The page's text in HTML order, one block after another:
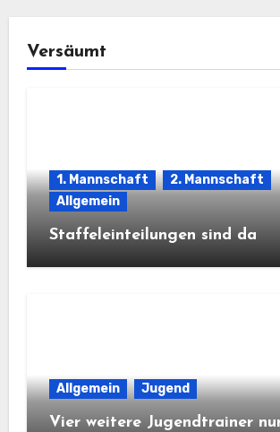
Versäumt
1. Mannschaft
2. Mannschaft
Allgemein
Staffeleinteilungen sind da
Allgemein Jugend
Vier weitere Jugendtrainer